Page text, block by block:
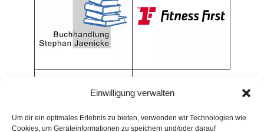
Einwilligung verwalten
Um dir ein optimales Erlebnis zu bieten, verwenden wir Technologien wie
Cookies, um Geräteinformationen zu speichern und/oder darauf